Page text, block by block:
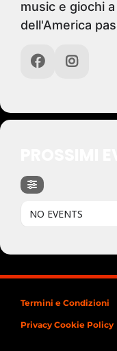
music e giochi
dell'America
NO EVENTS
Termini e Condizioni
Privacy Cookie Policy